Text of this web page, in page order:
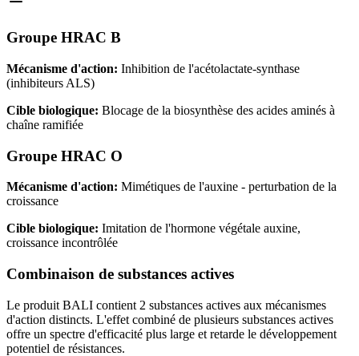
Groupe HRAC B
Mécanisme d'action: Inhibition de l'acétolactate-synthase
(inhibiteurs ALS)
Cible biologique: Blocage de la biosynthèse des acides aminés à
chaîne ramifiée
Groupe HRAC O
Mécanisme d'action: Mimétiques de l'auxine - perturbation de la
croissance
Cible biologique: Imitation de l'hormone végétale auxine,
croissance incontrôlée
Combinaison de substances actives
Le produit BALI contient 2 substances actives aux mécanismes
d'action distincts. L'effet combiné de plusieurs substances actives
offre un spectre d'efficacité plus large et retarde le développement
potentiel de résistances.